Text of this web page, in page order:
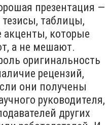
презентация —
тезисы, таблицы,
акценты, которые
а не мешают.
оригинальность
рецензий,
они получены
руководителя,
других